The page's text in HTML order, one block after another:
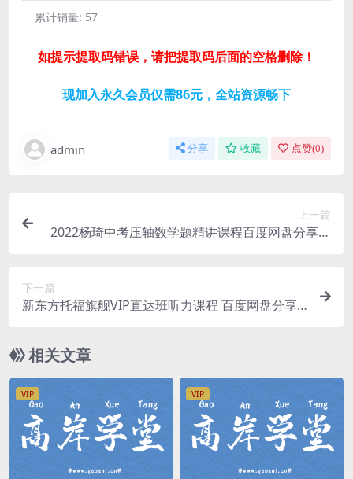
累计销量: 57
如提示提取码错误，请把提取码后面的空格删除！
现加入永久会员仅需86元，全站资源畅下
admin 分享 收藏 点赞(0)
上一篇
2022杨琦中考压轴数学题精讲课程百度网盘分享下
下一篇
新东方托福旗舰VIP直达班听力课程 百度网盘分享
相关文章
VIP VIP